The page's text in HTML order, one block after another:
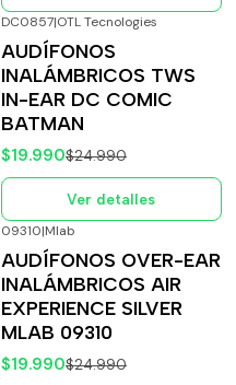
Agotado
DC0857|OTL Tecnologies
AUDÍFONOS
INALÁMBRICOS TWS
IN-EAR DC COMIC
BATMAN
$19.990$24.990
Ver detalles
Agotado
09310|Mlab
AUDÍFONOS OVER-EAR
INALÁMBRICOS AIR
EXPERIENCE SILVER
MLAB 09310
$19.990$24.990